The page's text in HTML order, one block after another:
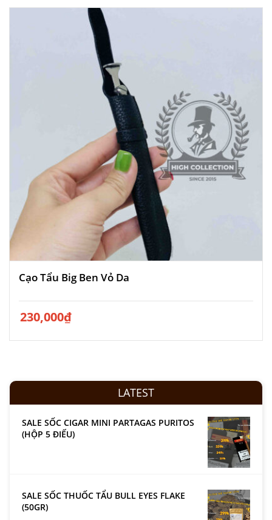
Cạo Tẩu Big Ben Vỏ Da
230,000₫
LATEST
SALE SỐC CIGAR MINI PARTAGAS PURITOS
(HỘP 5 ĐIẾU)
SALE SỐC THUỐC TẨU BULL EYES FLAKE
(50GR)